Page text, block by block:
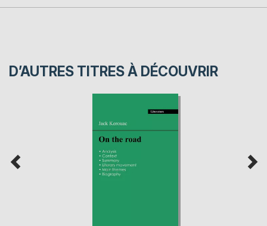
D’AUTRES TITRES À DÉCOUVRIR